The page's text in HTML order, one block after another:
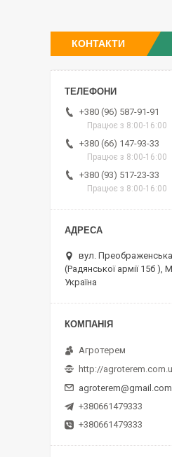
КОНТАКТИ
+380 (96) 587-91-91
Працює з 8:00-16:00
+380 (66) 147-93-33
Працює з 8:00-16:00
+380 (93) 517-23-33
Працює з 8:00-16:00
вул.
(Радянської армії 15б ),
Україна
Агротерем
http://
agroterem@gmail.com
+380661479333
+380661479333